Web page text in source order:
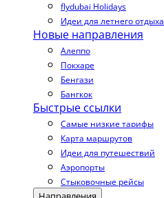
flydubai Holidays
Идеи для летнего отдыха
Новые направления
Алеппо
Покхаре
Бенгази
Бангкок
Быстрые ссылки
Самые низкие тарифы
Карта маршрутов
Идеи для путешествий
Аэропорты
Стыковочные рейсы